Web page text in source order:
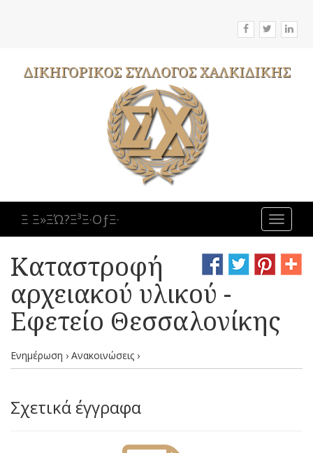
ΔΙΚΗΓΟΡΙΚΟΣ ΣΥΛΛΟΓΟΣΧΑΛΚΙΔΙΚΗΣ
Toggle
Ξ Ξ»ΞΏ?Ξ³Ξ·ΟƒΞ·
Καταστροφή
αρχειακού υλικού -
Εφετείο Θεσσαλονίκης
Ενημέρωση › Ανακοινώσεις ›
Σχετικά έγγραφα